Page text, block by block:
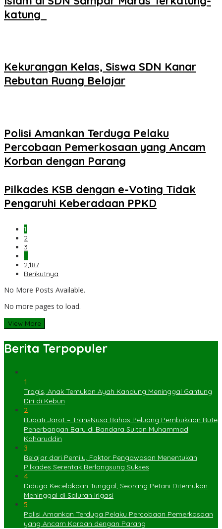
katung ‎
Kekurangan Kelas, Siswa SDN Kanar
Rebutan Ruang Belajar
Polisi Amankan Terduga Pelaku
Percobaan Pemerkosaan yang Ancam
Korban dengan Parang
Pilkades KSB dengan e-Voting Tidak
Pengaruhi Keberadaan PPKD
1
2
3
…
2,187
Berikutnya
No More Posts Available.
No more pages to load.
View More
Berita Terpopuler
1
Tragis, Anak Temukan Ayah Kandung Meninggal Gantung
Diri di Kebun
2
Bupati Jarot – TransNusa Bahas Peluang Pembukaan Rute
Penerbangan Baru di Bandara Sultan Muhammad
Kaharuddin
3
Belajar dari Pemilu, Faktor Pengawasan Menentukan
Pilkades Serentak Berlangsung Sukses
4
Diduga Kecelakaan Tunggal, Seorang Petani Ditemukan
Meninggal di Saluran Irigasi
5
Polisi Amankan Terduga Pelaku Percobaan Pemerkosaan
yang Ancam Korban dengan Parang